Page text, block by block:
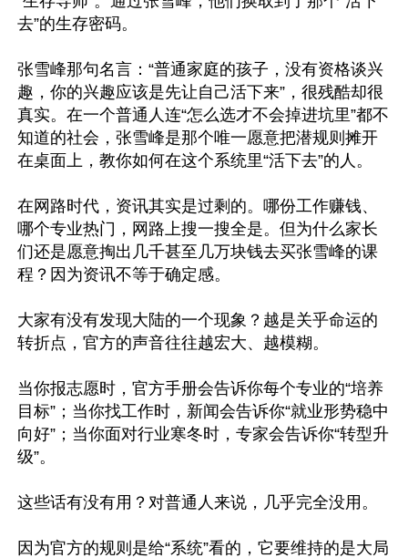
去”的生存密码。
张雪峰那句名言：“普通家庭的孩子，没有资格谈兴
趣，你的兴趣应该是先让自己活下来”，很残酷却很
真实。在一个普通人连“怎么选才不会掉进坑里”都不
知道的社会，张雪峰是那个唯一愿意把潜规则摊开
在桌面上，教你如何在这个系统里“活下去”的人。
在网路时代，资讯其实是过剩的。哪份工作赚钱、
哪个专业热门，网路上搜一搜全是。但为什么家长
们还是愿意掏出几千甚至几万块钱去买张雪峰的课
程？因为资讯不等于确定感。
大家有没有发现大陆的一个现象？越是关乎命运的
转折点，官方的声音往往越宏大、越模糊。
当你报志愿时，官方手册会告诉你每个专业的“培养
目标”；当你找工作时，新闻会告诉你“就业形势稳中
向好”；当你面对行业寒冬时，专家会告诉你“转型升
级”。
这些话有没有用？对普通人来说，几乎完全没用。
因为官方的规则是给“系统”看的，它要维持的是大局